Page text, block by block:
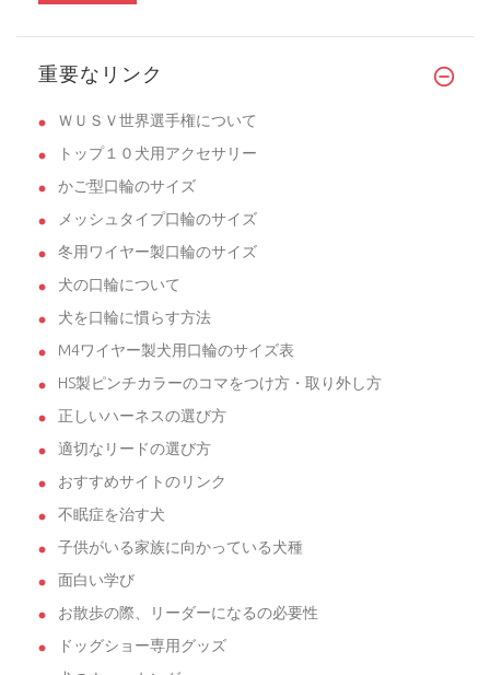
重要なリンク
ＷＵＳＶ世界選手権について
トップ１０犬用アクセサリー
かご型口輪のサイズ
メッシュタイプ口輪のサイズ
冬用ワイヤー製口輪のサイズ
犬の口輪について
犬を口輪に慣らす方法
M4ワイヤー製犬用口輪のサイズ表
HS製ピンチカラーのコマをつけ方・取り外し方
正しいハーネスの選び方
適切なリードの選び方
おすすめサイトのリンク
不眠症を治す犬
子供がいる家族に向かっている犬種
面白い学び
お散歩の際、リーダーになるの必要性
ドッグショー専用グッズ